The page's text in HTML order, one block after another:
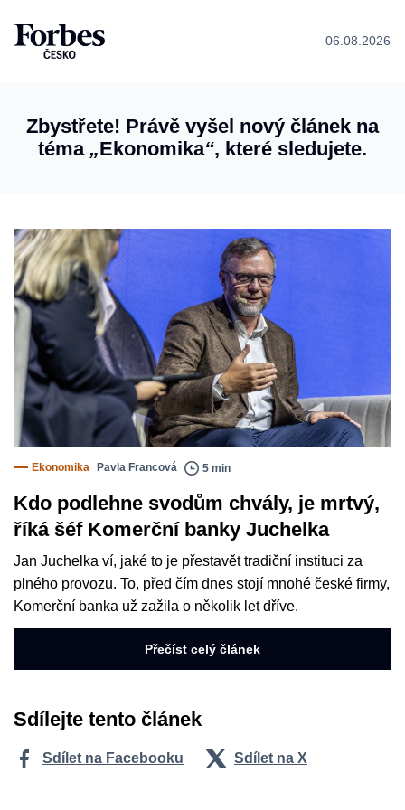
06.08.2026
Zbystřete! Právě vyšel nový článek na
téma „Ekonomika“, které sledujete.
Ekonomika Pavla Francová 5 min
Kdo podlehne svodům chvály, je mrtvý,
říká šéf Komerční banky Juchelka
Jan Juchelka ví, jaké to je přestavět tradiční instituci za
plného provozu. To, před čím dnes stojí mnohé české firmy,
Komerční banka už zažila o několik let dříve.
Přečíst celý článek
Sdílejte tento článek
Sdílet na Facebooku Sdílet na X